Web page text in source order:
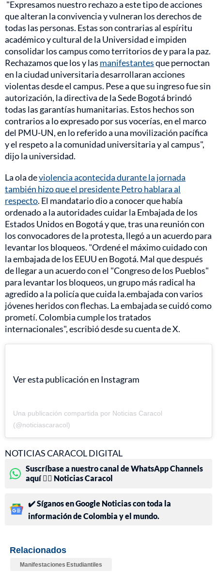
"Expresamos nuestro rechazo a este tipo de acciones
que alteran la convivencia y vulneran los derechos de
todas las personas. Estas son contrarias al espíritu
académico y cultural de la Universidad e impiden
consolidar los campus como territorios de y para la paz.
Rechazamos que los y las manifestantesque pernoctan
en la ciudad universitaria desarrollaran acciones
violentas desde el campus. Pese a que su ingreso fue sin
autorización, la directiva de la Sede Bogotá brindó
todas las garantías humanitarias. Estos hechos son
contrarios a lo expresado por sus vocerías, en el marco
del PMU-UN, en lo referido a una movilización pacífica
y el respeto a la comunidad universitaria y al campus",
dijo la universidad.
La ola deviolencia acontecida durante la jornada
también hizo que el presidente Petro hablara al
respecto. El mandatario dio a conocer que había
ordenado a la autoridades cuidar la Embajada de los
Estados Unidos en Bogotá y que, tras una reunión con
los convocadores de la protesta, llegó a un acuerdo para
levantar los bloqueos. "Ordené el máximo cuidado con
la embajada de los EEUU en Bogotá. Mal que después
de llegar a un acuerdo con el "Congreso de los Pueblos"
para levantar los bloqueos, un grupo más radical ha
agredido a la policía que cuida la.embajada con varios
jóvenes heridos con flechas. La embajada se cuidó como
prometí. Colombia cumple los tratados
internacionales", escribió desde su cuenta de X.
Ver esta publicación en Instagram
Una publicación compartida por Noticias Caracol
(@noticiascaracol)
NOTICIAS CARACOL DIGITAL
Suscríbase a nuestro canal de WhatsApp Channels
aquí 👉🏻 Noticias Caracol
✔️ Síganos en Google Noticias con toda la
información de Colombia y el mundo.
Relacionados
Manifestaciones Estudiantiles